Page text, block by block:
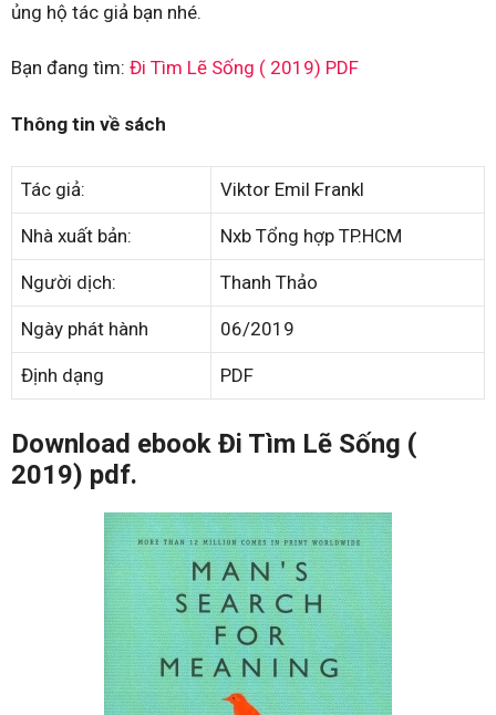
ủng hộ tác giả bạn nhé.
Bạn đang tìm: Đi Tìm Lẽ Sống ( 2019) PDF
Thông tin về sách
Tác giả: Viktor Emil Frankl
Nhà xuất bản: Nxb Tổng hợp TP.HCM
Người dịch: Thanh Thảo
Ngày phát hành 06/2019
Định dạng PDF
Download ebook Đi Tìm Lẽ Sống (
2019) pdf.